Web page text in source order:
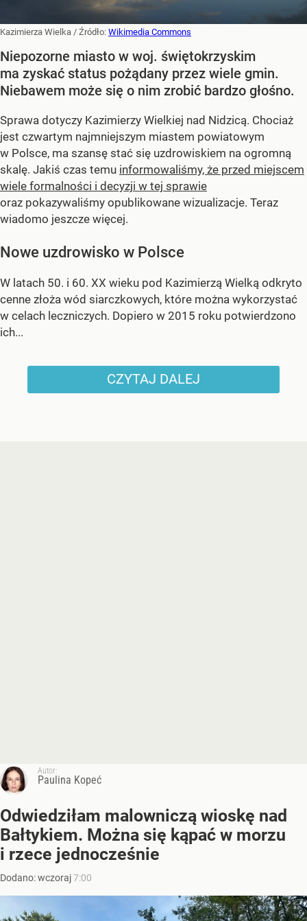
Kazimierza Wielka / Źródło: Wikimedia Commons
Niepozorne miasto w woj. świętokrzyskim
ma zyskać status pożądany przez wiele gmin.
Niebawem może się o nim zrobić bardzo głośno.
Sprawa dotyczy Kazimierzy Wielkiej nad Nidzicą. Chociaż
jest czwartym najmniejszym miastem powiatowym
w Polsce, ma szansę stać się uzdrowiskiem na ogromną
skalę. Jakiś czas temu informowaliśmy, że przed miejscem
wiele formalności i decyzji w tej sprawie
oraz pokazywaliśmy opublikowane wizualizacje. Teraz
wiadomo jeszcze więcej.
Nowe uzdrowisko w Polsce
W latach 50. i 60. XX wieku pod Kazimierzą Wielką odkryto
cenne złoża wód siarczkowych, które można wykorzystać
w celach leczniczych. Dopiero w 2015 roku potwierdzono
ich...
CZYTAJ DALEJ
Autor:
Paulina Kopeć
Odwiedziłam malowniczą wioskę nad
Bałtykiem. Można się kąpać w morzu
i rzece jednocześnie
Dodano:wczoraj7:00